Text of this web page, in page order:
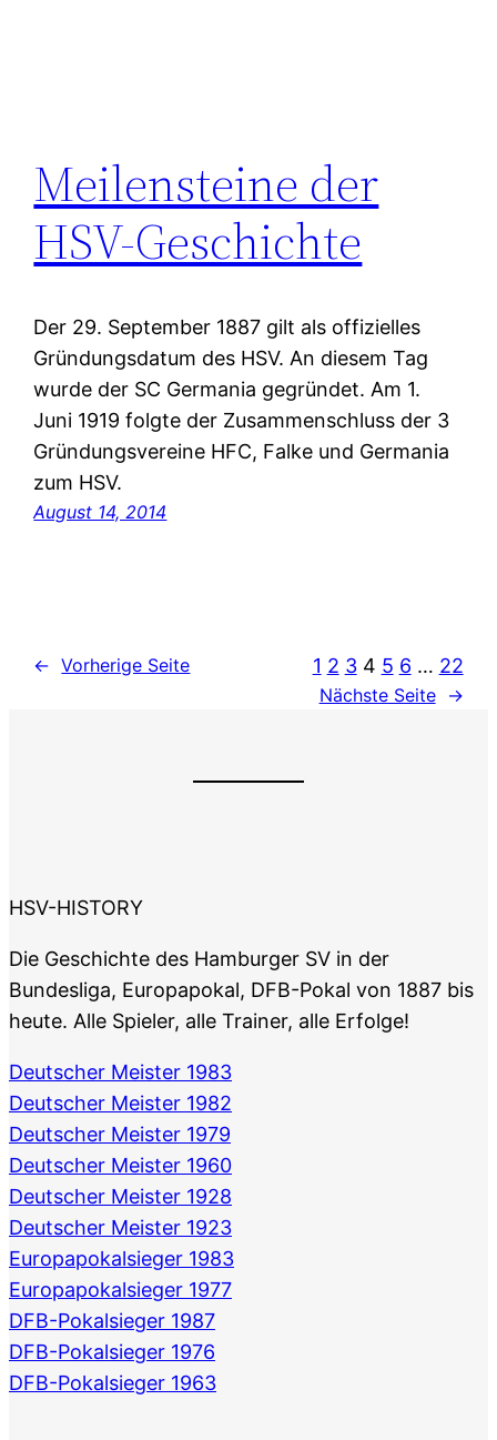
Meilensteine der
HSV-Geschichte
Der 29. September 1887 gilt als offizielles
Gründungsdatum des HSV. An diesem Tag
wurde der SC Germania gegründet. Am 1.
Juni 1919 folgte der Zusammenschluss der 3
Gründungsvereine HFC, Falke und Germania
zum HSV.
August 14, 2014
← Vorherige Seite 1 2 3 4 5 6 … 22
Nächste Seite →
HSV-HISTORY
Die Geschichte des Hamburger SV in der
Bundesliga, Europapokal, DFB-Pokal von 1887 bis
heute. Alle Spieler, alle Trainer, alle Erfolge!
Deutscher Meister 1983
Deutscher Meister 1982
Deutscher Meister 1979
Deutscher Meister 1960
Deutscher Meister 1928
Deutscher Meister 1923
Europapokalsieger 1983
Europapokalsieger 1977
DFB-Pokalsieger 1987
DFB-Pokalsieger 1976
DFB-Pokalsieger 1963